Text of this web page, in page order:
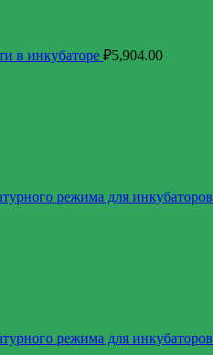
в инкубаторе ₽5,904.00
режима для инкубаторов
режима для инкубаторов